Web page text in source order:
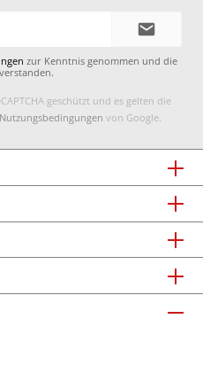
zur Kenntnis genommen und die
geschützt und es gelten die
Nutzungsbedingungen von Google.